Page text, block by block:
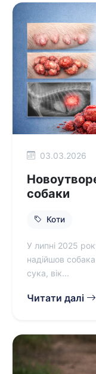
03.03.2026
собаки
Коти
У липні 2025
надійшов собака
сука, вік...
Читати далі